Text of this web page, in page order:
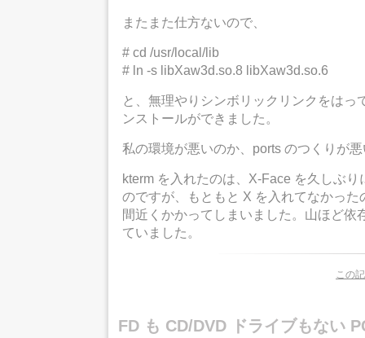
またまた仕方ないので、
# cd /usr/local/lib
# ln -s libXaw3d.so.8 libXaw3d.so.6
と、無理やりシンボリックリンクをはっ
ンストールができました。
私の環境が悪いのか、ports のつくりが
kterm を入れたのは、X-Face を久しぶ
のですが、もともと X を入れてなかっ
間近くかかってしまいました。山ほど依
ていました。
この
FD も CD/DVD ドライブもない